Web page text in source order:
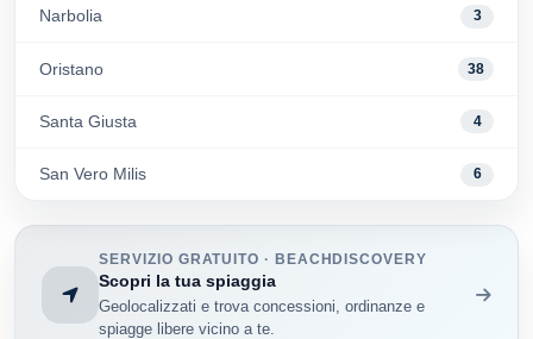
Narbolia 3
Oristano 38
Santa Giusta 4
San Vero Milis 6
SERVIZIO GRATUITO · BEACHDISCOVERY
Scopri la tua spiaggia
Geolocalizzati e trova concessioni, ordinanze e
spiagge libere vicino a te.